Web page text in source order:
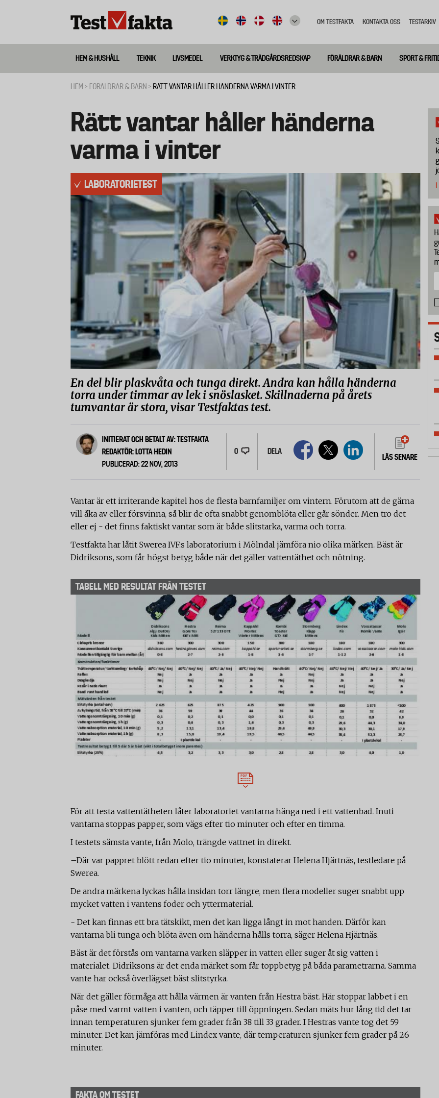
meny
OM TESTFAKTA KONTAKTA OSS TESTARKIV
Huvudmeny
ny
HEM & HUSHÅLL TEKNIK LIVSMEDEL VERKTYG & TRÄDGÅRDSREDSKAP FÖRÄLDRAR & BARN SPORT &
HEM FÖRÄLDRAR & BARN RÄTT VANTAR HÅLLER HÄNDERNA VARMA I VINTER
Rätt vantar håller händerna
varma i vinter
LABORATORIETEST
En del blir plaskvåta och tunga direkt. Andra kan hålla händerna
torra under timmar av lek i snöslasket. Skillnaderna på årets
tumvantar är stora, visar Testfaktas test.
INITIERAT OCH BETALT AV: TESTFAKTA
REDAKTÖR: LOTTA HEDIN
PUBLICERAD: 22 NOV, 2013
0 DELA
LÄS SENARE
Vantar är ett irriterande kapitel hos de flesta barnfamiljer om vintern. Förutom att de gärna
vill åka av eller försvinna, så blir de ofta snabbt genomblöta eller går sönder. Men tro det
eller ej - det finns faktiskt vantar som är både slitstarka, varma och torra.
Testfakta har låtit Swerea IVF:s laboratorium i Mölndal jämföra nio olika märken. Bäst är
Didriksons, som får högst betyg både när det gäller vattentäthet och nötning.
TABELL MED RESULTAT FRÅN TESTET
För att testa vattentätheten låter laboratoriet vantarna hänga ned i ett vattenbad. Inuti
vantarna stoppas papper, som vägs efter tio minuter och efter en timma.
I testets sämsta vante, från Molo, trängde vattnet in direkt.
–Där var pappret blött redan efter tio minuter, konstaterar Helena Hjärtnäs, testledare på
Swerea.
De andra märkena lyckas hålla insidan torr längre, men flera modeller suger snabbt upp
mycket vatten i vantens foder och yttermaterial.
- Det kan finnas ett bra tätskikt, men det kan ligga långt in mot handen. Därför kan
vantarna bli tunga och blöta även om händerna hålls torra, säger Helena Hjärtnäs.
Bäst är det förstås om vantarna varken släpper in vatten eller suger åt sig vatten i
materialet. Didriksons är det enda märket som får toppbetyg på båda parametrarna. Samma
vante har också överlägset bäst slitstyrka.
När det gäller förmåga att hålla värmen är vanten från Hestra bäst. Här stoppar labbet i en
påse med varmt vatten i vanten, och täpper till öppningen. Sedan mäts hur lång tid det tar
innan temperaturen sjunker fem grader från 38 till 33 grader. I Hestras vante tog det 59
minuter. Det kan jämföras med Lindex vante, där temperaturen sjunker fem grader på 26
minuter.
FAKTA OM TESTET